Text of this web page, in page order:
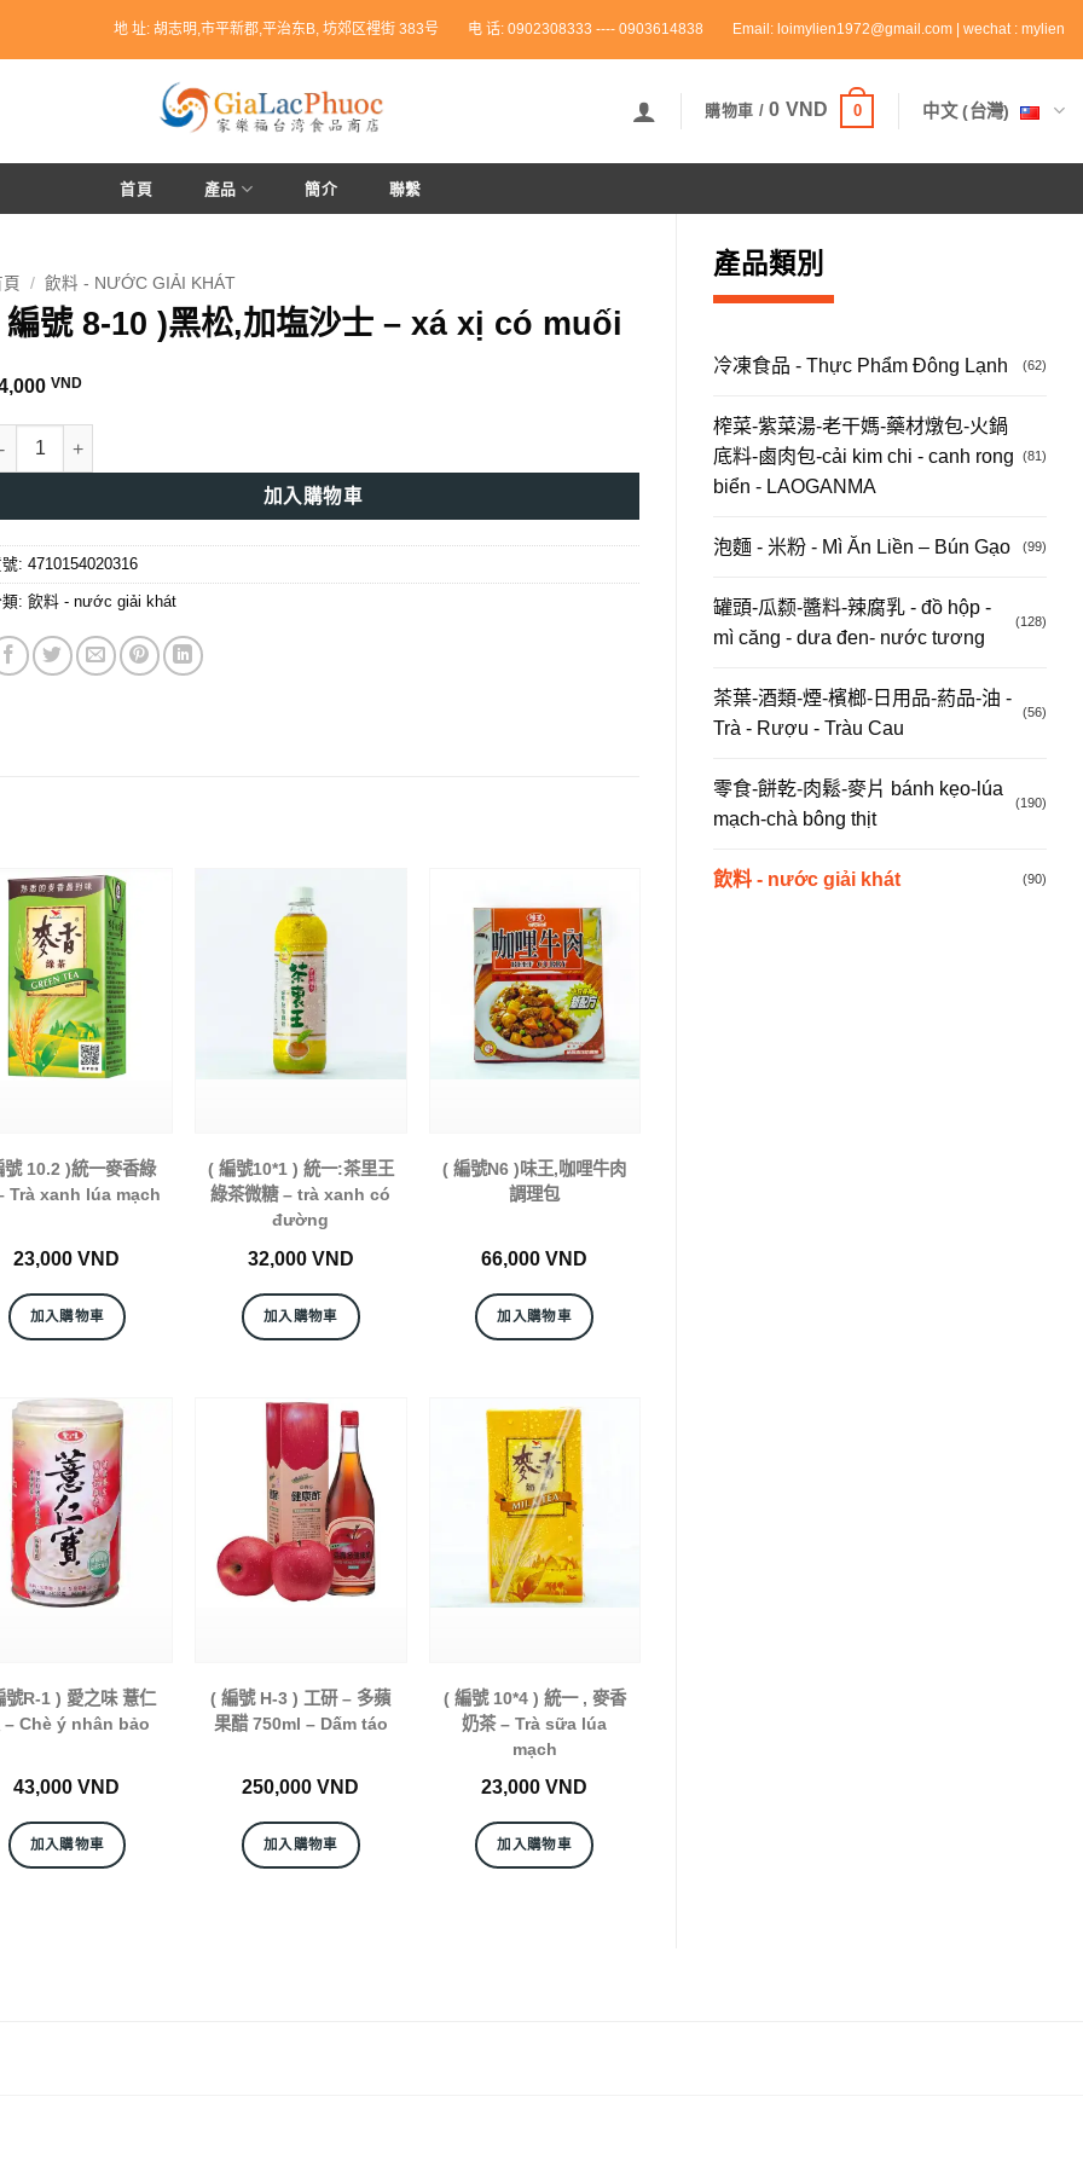
地 址: 胡志明,市平新郡,平治东B, 坊郊区裡街 383号 电 话: 0902308333 ---- 0903614838 Email: loimylien1972@gmail.com | wechat : mylien
購物車 /0 VND 0 中文 (台灣)
首頁 產品 簡介 聯繫
產品類別
冷凍食品 - Thực Phẩm Đông Lạnh (62)
榨菜-紫菜湯-老干媽-藥材燉包-火鍋
底料-鹵肉包-cải kim chi - canh rong
biển - LAOGANMA
(81)
泡麵 - 米粉 - Mì Ăn Liền – Bún Gạo (99)
罐頭-瓜颣-醬料-辣腐乳 - đồ hộp -
mì căng - dưa đen- nước tương
(128)
茶葉-酒類-煙-檳榔-日用品-葯品-油 -
Trà - Rượu - Tràu Cau
(56)
零食-餅乾-肉鬆-麥片 bánh kẹo-lúa
mạch-chà bông thịt
(190)
飲料 - nước giải khát (90)
/ 飲料 - NƯỚC GIẢI KHÁT
編號 8-10 )黑松,加塩沙士 – xá xị có muối
VND
號 8-10 )黑松,加塩沙士 - xá xị có muối 數量
加入購物車
號:4710154020316
類:飲料 - nước giải khát
號 10.2 )統一麥香綠
Trà xanh lúa mạch
23,000VND
加入購物車
( 編號10*1 ) 統一:茶里王
綠茶微糖 – trà xanh có
đường
32,000 VND
加入購物車
( 編號N6 )味王,咖哩牛肉
調理包
66,000VND
加入購物車
號R-1 ) 愛之味 薏仁
– Chè ý nhân bảo
43,000VND
加入購物車
( 編號 H-3 ) 工研 – 多蘋
果醋 750ml – Dấm táo
250,000VND
加入購物車
( 編號 10*4 ) 統一 , 麥香
奶茶 – Trà sữa lúa
mạch
23,000VND
加入購物車